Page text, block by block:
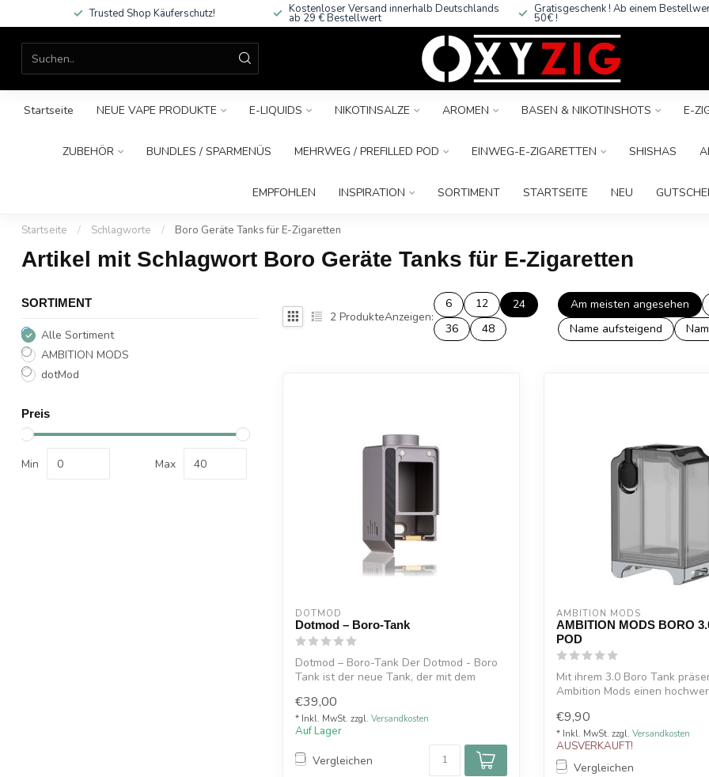
Trusted Shop Käuferschutz! Kostenloser Versand innerhalb Deutschlands
ab 29 € Bestellwert
Gratisgeschenk ! Ab einem
50€ !
Startseite NEUE VAPE PRODUKTE E-LIQUIDS NIKOTINSALZE AROMEN BASEN & NIKOTINSHOTS E-
ZUBEHÖR BUNDLES / SPARMENÜS MEHRWEG / PREFILLED POD EINWEG-E-ZIGARETTEN SHISHAS
EMPFOHLEN INSPIRATION SORTIMENT STARTSEITE NEU
Startseite / Schlagworte / Boro Geräte Tanks für E-Zigaretten
Artikel mit Schlagwort Boro Geräte Tanks für E-Zigaretten
SORTIMENT
Alle Sortiment
AMBITION MODS
dotMod
Preis
Min Max
2 ProdukteAnzeigen:
6 12
24
36
48
Am meisten angesehen
Name aufsteigend
DOTMOD
Dotmod – Boro-Tank
Dotmod – Boro-Tank Der Dotmod - Boro
Tank ist der neue Tank, der mit dem
€39,00
* Inkl. MwSt. zzgl. Versandkosten
Auf Lager
Vergleichen
AMBITION MODS
AMBITION MODS BORO
POD
Mit ihrem 3.0 Boro Tank
Ambition Mods einen
€9,90
* Inkl. MwSt. zzgl. Versandkosten
AUSVERKAUFT!
Vergleichen